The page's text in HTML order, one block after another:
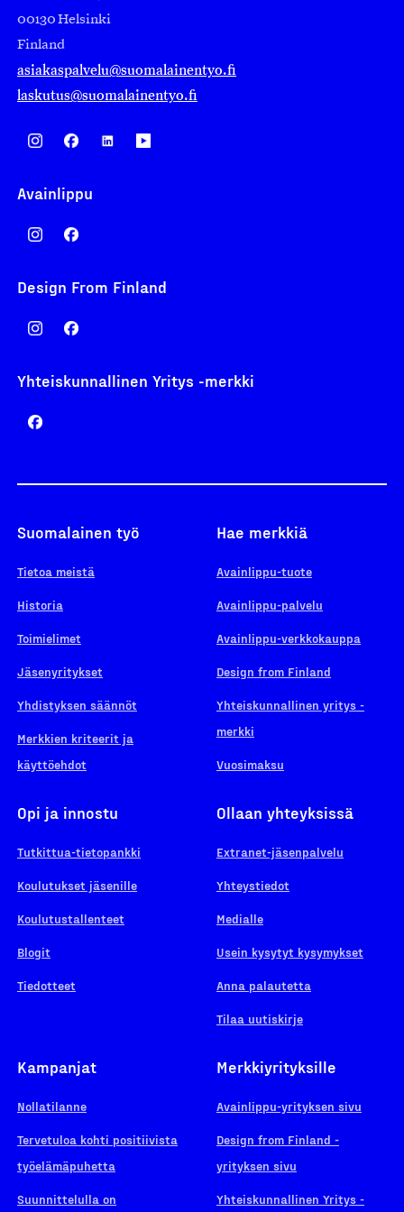
00130 Helsinki
Finland
asiakaspalvelu@suomalainentyo.fi
laskutus@suomalainentyo.fi
Avainlippu
Design From Finland
Yhteiskunnallinen Yritys -merkki
Suomalainen työ
Tietoa meistä
Historia
Toimielimet
Jäsenyritykset
Yhdistyksen säännöt
Merkkien kriteerit ja
käyttöehdot
Hae merkkiä
Avainlippu-tuote
Avainlippu-palvelu
Avainlippu-verkkokauppa
Design from Finland
Yhteiskunnallinen yritys -
merkki
Vuosimaksu
Opi ja innostu
Tutkittua-tietopankki
Koulutukset jäsenille
Koulutustallenteet
Blogit
Tiedotteet
Ollaan yhteyksissä
Extranet-jäsenpalvelu
Yhteystiedot
Medialle
Usein kysytyt kysymykset
Anna palautetta
Tilaa uutiskirje
Kampanjat
Nollatilanne
Tervetuloa kohti positiivista
työelämäpuhetta
Suunnittelulla on
Merkkiyrityksille
Avainlippu-yrityksen sivu
Design from Finland -
yrityksen sivu
Yhteiskunnallinen Yritys -